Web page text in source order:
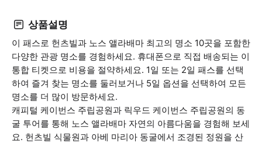
상품설명
이 패스로 헌츠빌과 노스 앨라배마 최고의 명소 10곳을 포함한
다양한 관광 명소를 경험하세요. 휴대폰으로 직접 배송되는 이
통합 티켓으로 비용을 절약하세요. 1일 또는 2일 패스를 선택
하여 즐겨 찾는 명소를 둘러보거나 5일 옵션을 선택하여 모든
명소를 더 많이 방문하세요.
캐피털 케이번스 주립공원과 릭우드 케이번스 주립공원의 동
굴 투어를 통해 노스 앨라배마 자연의 아름다움을 경험해 보세
요. 헌츠빌 식물원과 아베 마리아 동굴에서 조경된 정원을 산